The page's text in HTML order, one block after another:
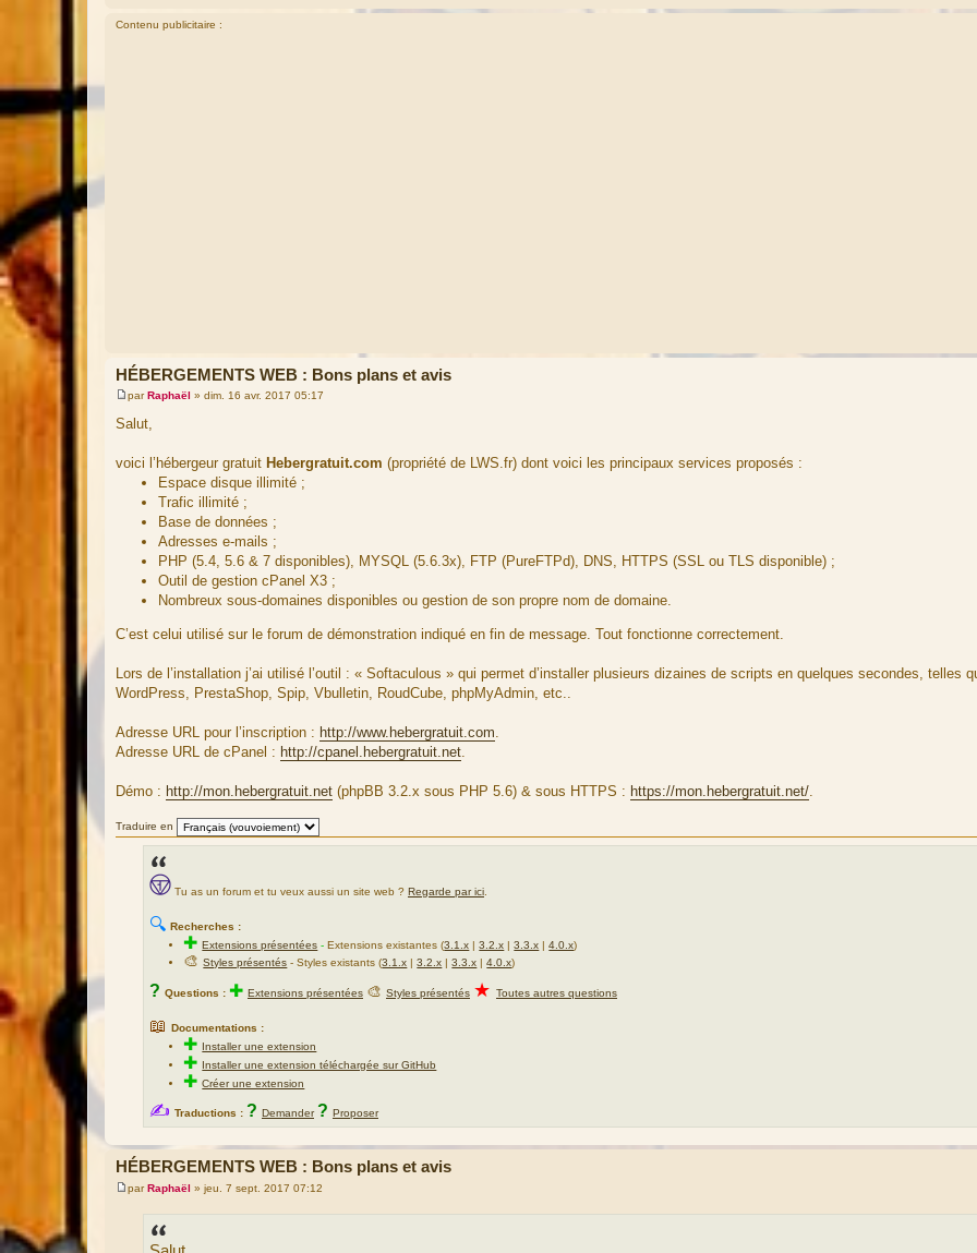
Contenu publicitaire :
HÉBERGEMENTS WEB : Bons plans et avis
M
e
s
a
g
parRaphaël » dim. 16 avr. 2017 05:17
Salut,
voici l’hébergeur gratuit Hebergratuit.com (propriété de LWS.fr) dont voici les principaux services proposés :
Espace disque illimité ;
Trafic illimité ;
Base de données ;
Adresses e-mails ;
PHP (5.4, 5.6 & 7 disponibles), MYSQL (5.6.3x), FTP (PureFTPd), DNS, HTTPS (SSL ou TLS disponible) ;
Outil de gestion cPanel X3 ;
Nombreux sous-domaines disponibles ou gestion de son propre nom de domaine.
C’est celui utilisé sur le forum de démonstration indiqué en fin de message. Tout fonctionne correctement.
Lors de l’installation j’ai utilisé l’outil : « Softaculous » qui permet d’installer plusieurs dizaines de scripts en quelques secondes, telles
WordPress, PrestaShop, Spip, Vbulletin, RoudCube, phpMyAdmin, etc..
Adresse URL pour l’inscription : http://www.hebergratuit.com.
Adresse URL de cPanel : http://cpanel.hebergratuit.net.
Démo : http://mon.hebergratuit.net (phpBB 3.2.x sous PHP 5.6) & sous HTTPS : https://mon.hebergratuit.net/.
Traduire en
Tu as un forum et tu veux aussi un site web ? Regarde par ici.
🔍 Recherches :
✚Extensions présentées - Extensions existantes (3.1.x |3.2.x |3.3.x |4.0.x)
🎨Styles présentés - Styles existants (3.1.x |3.2.x |3.3.x |4.0.x)
? Questions : ✚ Extensions présentées 🎨 Styles présentés ★ Toutes autres questions
📖 Documentations :
✚ Installer une extension
✚ Installer une extension téléchargée sur GitHub
✚Créer une extension
✍ Traductions : ? Demander ? Proposer
HÉBERGEMENTS WEB : Bons plans et avis
M
parRaphaël » jeu. 7 sept. 2017 07:12